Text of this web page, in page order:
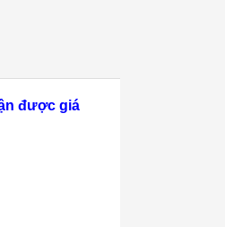
được giá